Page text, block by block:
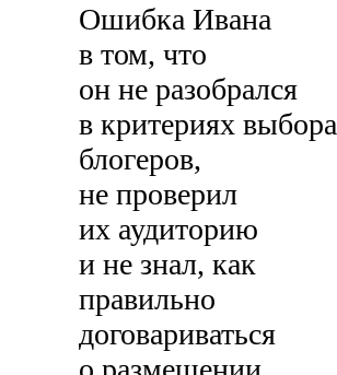
Ошибка Ивана
в том, что
он не разобрался
в критериях выбора
блогеров,
не проверил
их аудиторию
и не знал, как
правильно
договариваться